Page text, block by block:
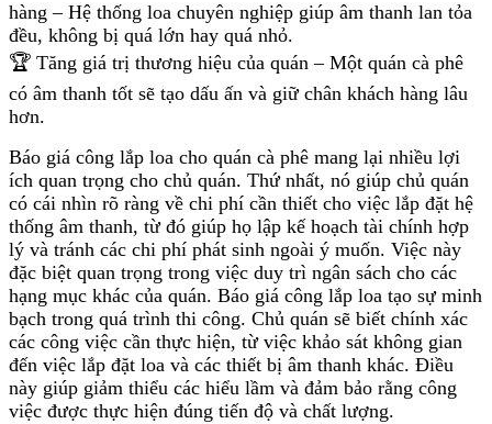
hàng – Hệ thống loa chuyên nghiệp giúp âm thanh lan tỏa
đều, không bị quá lớn hay quá nhỏ.
🏆 Tăng giá trị thương hiệu của quán – Một quán cà phê
có âm thanh tốt sẽ tạo dấu ấn và giữ chân khách hàng lâu
hơn.
Báo giá công lắp loa cho quán cà phê mang lại nhiều lợi
ích quan trọng cho chủ quán. Thứ nhất, nó giúp chủ quán
có cái nhìn rõ ràng về chi phí cần thiết cho việc lắp đặt hệ
thống âm thanh, từ đó giúp họ lập kế hoạch tài chính hợp
lý và tránh các chi phí phát sinh ngoài ý muốn. Việc này
đặc biệt quan trọng trong việc duy trì ngân sách cho các
hạng mục khác của quán. Báo giá công lắp loa tạo sự minh
bạch trong quá trình thi công. Chủ quán sẽ biết chính xác
các công việc cần thực hiện, từ việc khảo sát không gian
đến việc lắp đặt loa và các thiết bị âm thanh khác. Điều
này giúp giảm thiểu các hiểu lầm và đảm bảo rằng công
việc được thực hiện đúng tiến độ và chất lượng.